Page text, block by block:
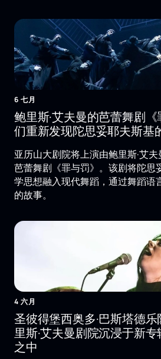
6 七月
鲍里斯·艾夫曼的芭蕾舞剧
们重新发现陀思妥耶夫斯基
亚历山大剧院将上演由鲍里斯·艾
芭蕾舞剧《罪与罚》。该剧将陀思
学思想融入现代舞蹈，通过舞蹈语
的故事。
4 六月
圣彼得堡西奥多·巴斯塔德
里斯·艾夫曼剧院沉浸于新
之中